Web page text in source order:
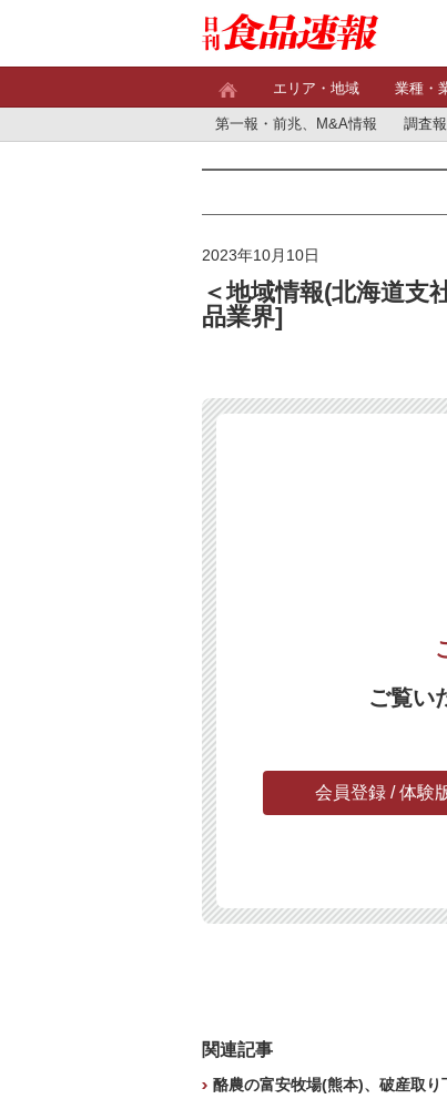
エリア・地域 業種・
第一報・前兆、M&A情報 調査
2023年10月10日
＜地域情報(北海道
品業界]
ご覧い
会員登録 / 体験
関連記事
酪農の富安牧場(熊本)、破産取